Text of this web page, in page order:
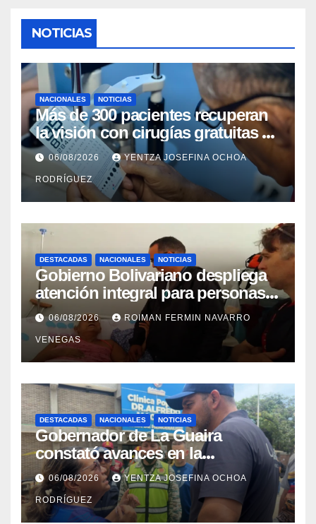
NOTICIAS
NACIONALES NOTICIAS
Más de 300 pacientes recuperan
la visión con cirugías gratuitas de
cataratas en Zulia
06/08/2026 YENTZA JOSEFINA OCHOA
RODRÍGUEZ
DESTACADAS NACIONALES NOTICIAS
Gobierno Bolivariano despliega
atención integral para personas
con discapacidad en
campamentos de La Guaira
06/08/2026 ROIMAN FERMIN NAVARRO
VENEGAS
DESTACADAS NACIONALES NOTICIAS
Gobernador de La Guaira
constató avances en la
rehabilitación del Hospitalito de
Catia la Mar
06/08/2026 YENTZA JOSEFINA OCHOA
RODRÍGUEZ